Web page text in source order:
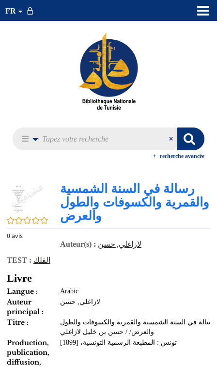
FR
recherche avancée
0/5
0avis
رسالة في السنة الشمسية
والقمرية والكسوفات والطول
والعرض
Auteur(s) : لازاغلي, حسن
TEST : الفلك
Livre
Langue : Arabic
Auteur
principal :
لازاغلي, حسن
Titre :
رسالة في السنة الشمسية والقمرية والكسوفات والطول
والعرض/ / حسن بن خليل لازاغلي
Production,
publication,
diffusion,
تونس : المطبعة الرسمية التونسية‏‏، ‏[1899]‏